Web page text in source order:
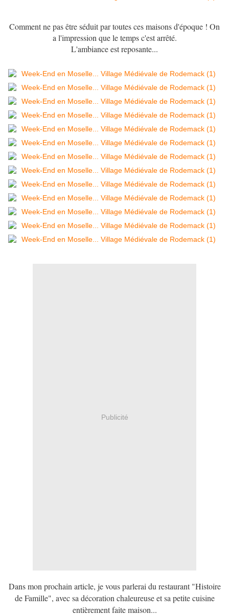
Comment ne pas être séduit par toutes ces maisons d'époque ! On
a l'impression que le temps c'est arrêté.
L'ambiance est reposante...
Publicité
Dans mon prochain article, je vous parlerai du restaurant "Histoire
de Famille", avec sa décoration chaleureuse et sa petite cuisine
entièrement faite maison...